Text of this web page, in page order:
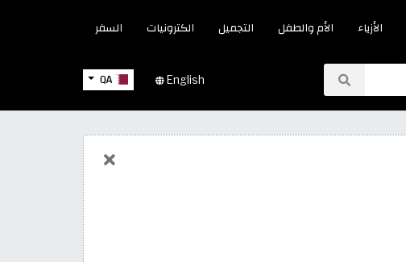
الأزياء الأم والطفل التجميل الكترونيات السفر
QA English